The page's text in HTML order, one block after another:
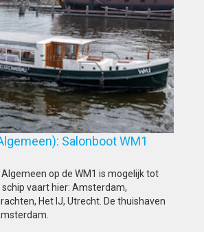
Salonboot WM1
op de WM1 is mogelijk tot
schip vaart hier: Amsterdam,
Het IJ, Utrecht. De thuishaven